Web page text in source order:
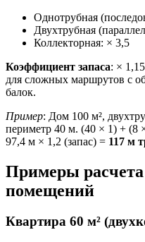
Однотрубная
Двухтрубная
Коллекторная: × 3,5
Коэффициент запаса: ×
для сложных маршрутов с
балок.
Пример: Дом 100 м²,
периметр 40 м. (40 × 1) + (8
97,4 м × 1,2 (запас) = 117 м
Примеры
помещений
Квартира 60 м²